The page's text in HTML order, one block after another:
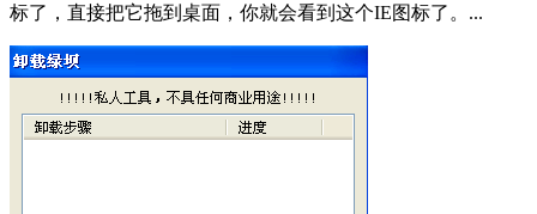
标了，直接把它拖到桌面，你就会看到这个IE图标了。...